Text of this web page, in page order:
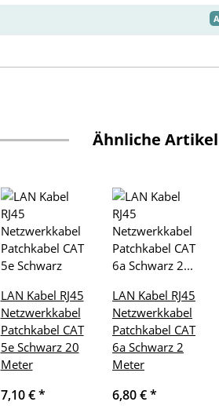
Ähnliche Artikel
LAN Kabel RJ45
Netzwerkkabel
Patchkabel CAT
5e Schwarz 20
Meter
7,10 €*
LAN Kabel RJ45
Netzwerkkabel
Patchkabel CAT
6a Schwarz 2
Meter
6,80 €*